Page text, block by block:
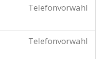
Telefonvorwahl
Telefonvorwahl